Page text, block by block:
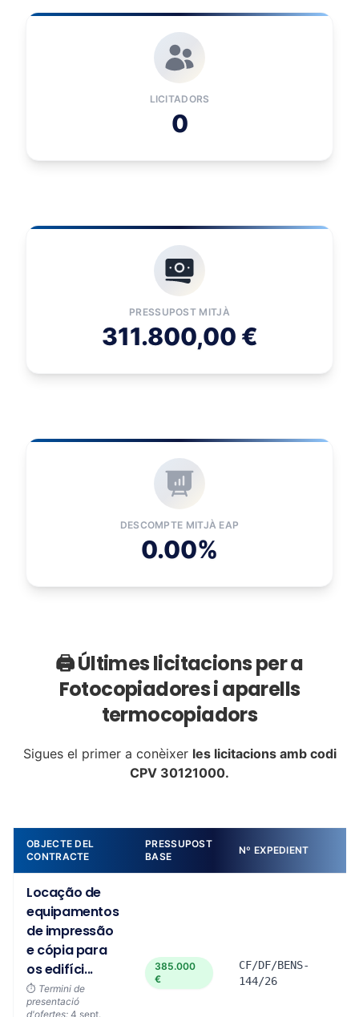
LICITADORS
0
PRESSUPOST MITJÀ
311.800,00 €
DESCOMPTE MITJÀ EAP
0.00%
🖨️ Últimes licitacions per a
Fotocopiadores i aparells
termocopiadors
Sigues el primer a conèixer les licitacions amb codi
CPV 30121000.
OBJECTE DEL
CONTRACTE
PRESSUPOST
BASE
Nº EXPEDIENT
Locação de
equipamentos
de impressão
e cópia para
os edifíci...
⏱️ Termini de
presentació
d'ofertes: 4 sept.
385.000
€
CF/DF/BENS-
144/26